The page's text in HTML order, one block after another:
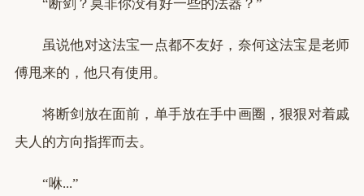
“断剑？莫非你没有好一些的法器？”
虽说他对这法宝一点都不友好，奈何这法宝是老师
傅甩来的，他只有使用。
将断剑放在面前，单手放在手中画圈，狠狠对着戚
夫人的方向指挥而去。
“咻...”